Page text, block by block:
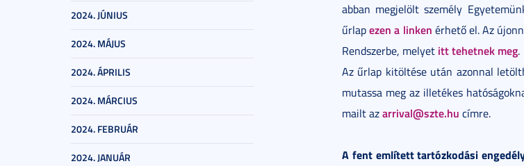
2024. JÚNIUS
2024. MÁJUS
2024. ÁPRILIS
2024. MÁRCIUS
2024. FEBRUÁR
2024. JANUÁR
abban megjelölt személy
űrlapezen a linken érhető el. Az
Rendszerbe, melyet itt tehetnek meg.
Az űrlap kitöltése után azonnal
mutassa meg az illetékes
mailt azarrival@szte.hu címre.
A fent említett tartózkodási